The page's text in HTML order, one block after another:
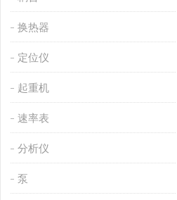
换热器
定位仪
起重机
速率表
分析仪
泵